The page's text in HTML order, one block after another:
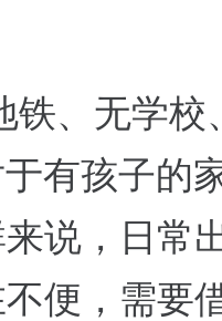
铁、无学校
于有孩子的
说，日常
便，需要